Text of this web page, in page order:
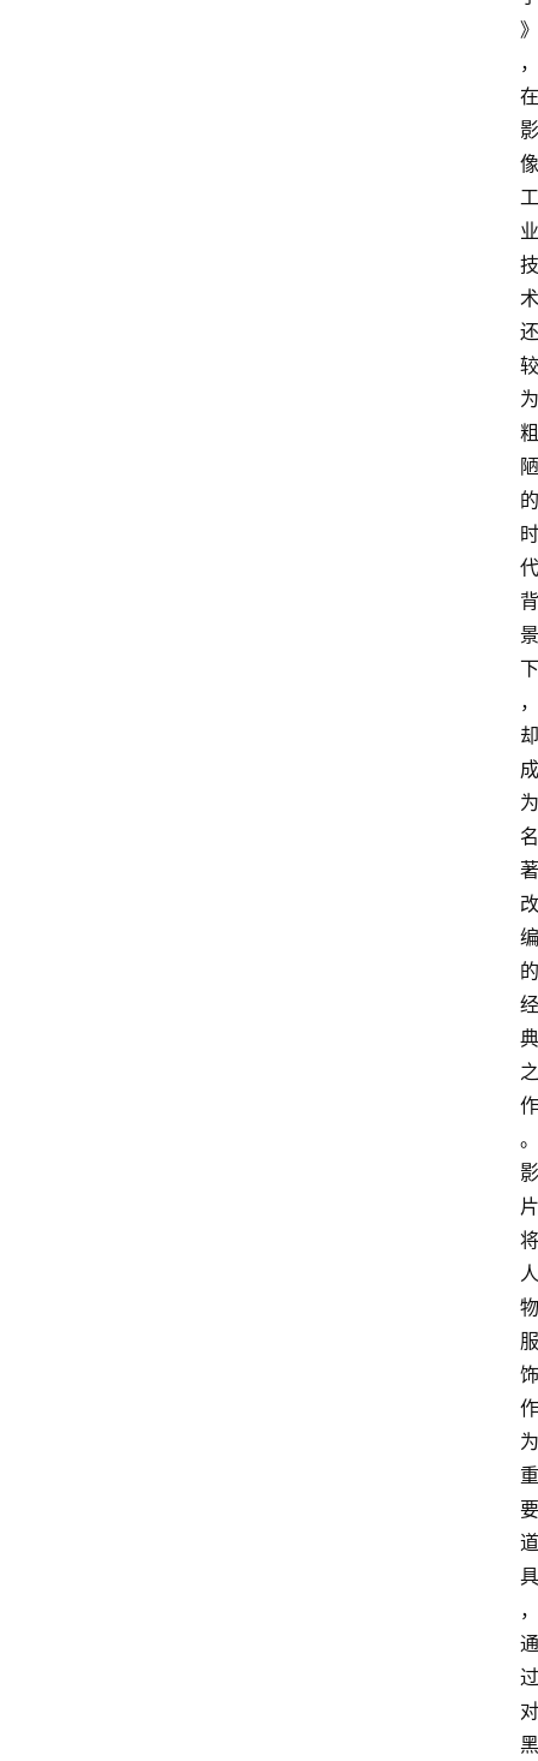
》
，
在
影
像
工
业
技
术
还
较
为
粗
陋
的
时
代
背
景
下
，
却
成
为
名
著
改
编
的
经
典
之
作
。
影
片
将
人
物
服
饰
作
为
重
要
道
具
，
通
过
对
黑